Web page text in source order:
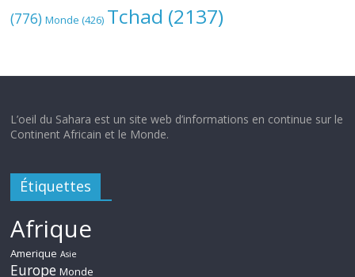
(776) Monde (426) Tchad (2137)
L’oeil du Sahara est un site web d’informations en continue sur le
Continent Africain et le Monde.
Étiquettes
Afrique
Amerique Asie
Europe Monde